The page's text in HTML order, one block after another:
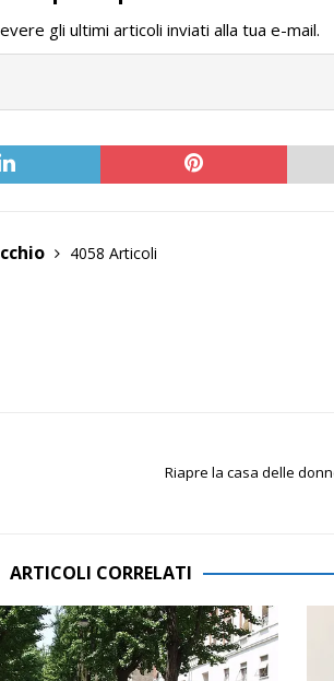
gli ultimi articoli inviati alla tua e-mail.
4058 Articoli
Riapre la casa delle
ARTICOLI CORRELATI